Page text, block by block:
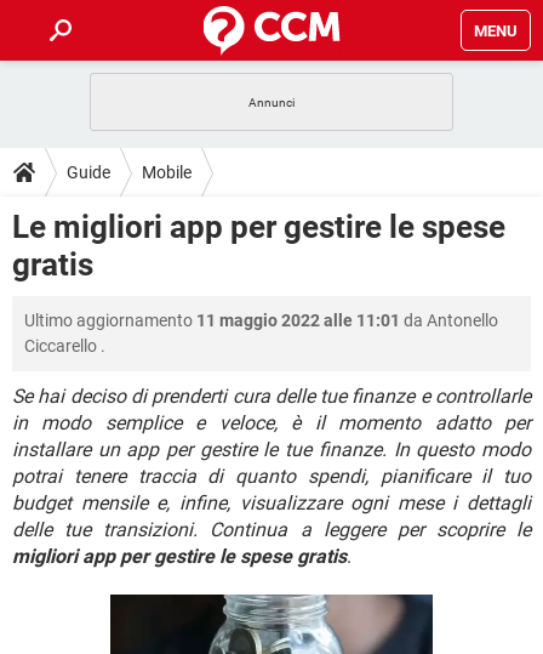
MENU
INTRATTENIMENTO
iOS WINDOWS 10
INSTAGRAM
HARDWARE
GUIDE
COVID-19
INTRATTENIMENTO ANDROID
iOS
INSTAGRAM WHATSAPP
HARDWARE
DOWNLOAD
COVID-19
iOS
INSTAGRAM WHATSAPP
TIKTOK FACEBOOK
HARDWARE
FORUM
COVID-19 GAMING
iOS WINDOWS 10
INSTAGRAM WHATSAPP
TIKTOK FACEBOOK
HARDWARE
GLOSSARIO
COVID-19 GAMING
INTRATTENIMENTO ANDROID
iOS WINDOWS 10
INSTAGRAM WHATSAPP
TIKTOK FACEBOOK
Guide Mobile
Le migliori app per gestire le spese
gratis
Ultimo aggiornamento 11 maggio 2022 alle 11:01 da Antonello
Ciccarello .
Se hai deciso di prenderti cura delle tue finanze e controllarle
in modo semplice e veloce, è il momento adatto per
installare un app per gestire le tue finanze. In questo modo
potrai tenere traccia di quanto spendi, pianificare il tuo
budget mensile e, infine, visualizzare ogni mese i dettagli
delle tue transizioni. Continua a leggere per scoprire le
migliori app per gestire le spese gratis.